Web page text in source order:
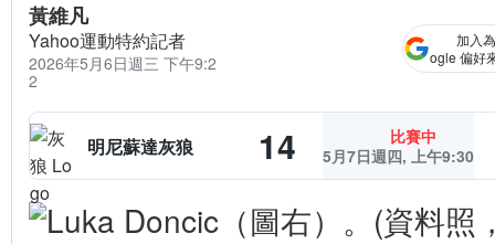
黃維凡
Yahoo運動特約記者
2026年5月6日週三 下午9:2
2
加入
ogle 偏好
明尼蘇達灰狼 14
比賽中
5月7日週四, 上午9:30